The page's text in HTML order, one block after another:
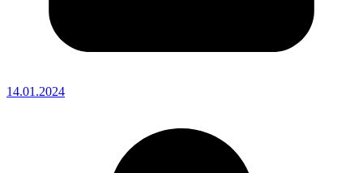
14.01.2024